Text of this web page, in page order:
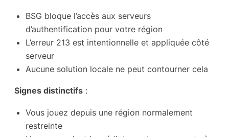
BSG bloque l’accès aux serveurs
d’authentification pour votre région
L’erreur 213 est intentionnelle et appliquée côté
serveur
Aucune solution locale ne peut contourner cela
Signes distinctifs :
Vous jouez depuis une région normalement
restreinte